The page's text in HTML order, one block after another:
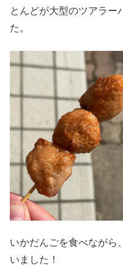
とんどが大型のツアラー
た。
いかだんごを食べながら
いました！